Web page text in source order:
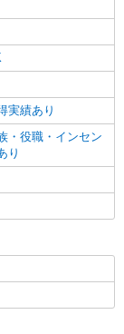
実績あり
・役職・インセン
り